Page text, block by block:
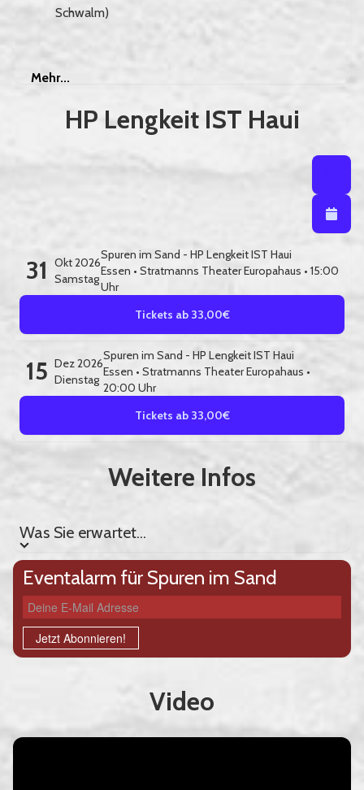
Schwalm)
Mehr...
HP Lengkeit IST Haui
31
Okt 2026
Samstag
Spuren im Sand - HP Lengkeit IST Haui
Essen • Stratmanns Theater Europahaus • 15:00
Uhr
Tickets ab 33,00€
15 Dez 2026
Dienstag
Spuren im Sand - HP Lengkeit IST Haui
Essen • Stratmanns Theater Europahaus •
20:00 Uhr
Tickets ab 33,00€
Weitere Infos
Was Sie erwartet...
Eventalarm für Spuren im Sand
Deine E-Mail Adresse
Jetzt Abonnieren!
Video